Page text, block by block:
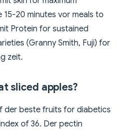
20 minutes vor meals to
Protein for sustained
(Granny Smith, Fuji) for
zeit.
sliced apples?
der beste fruits for diabetics
of 36. Der pectin